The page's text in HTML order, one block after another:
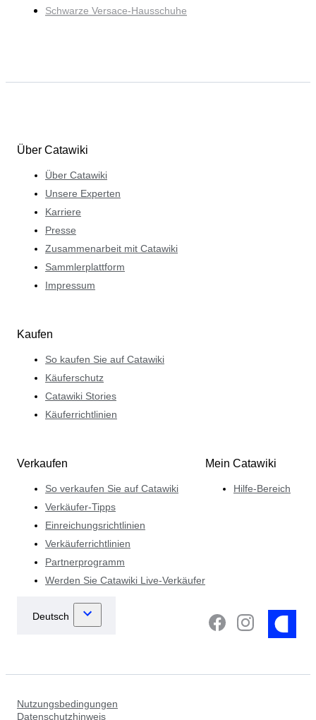
Schwarze Versace-Hausschuhe
Über Catawiki
Über Catawiki
Unsere Experten
Karriere
Presse
Zusammenarbeit mit Catawiki
Sammlerplattform
Impressum
Kaufen
So kaufen Sie auf Catawiki
Käuferschutz
Catawiki Stories
Käuferrichtlinien
Verkaufen
So verkaufen Sie auf Catawiki
Verkäufer-Tipps
Einreichungsrichtlinien
Verkäuferrichtlinien
Partnerprogramm
Werden Sie Catawiki Live-Verkäufer
Mein Catawiki
Hilfe-Bereich
Nutzungsbedingungen
Datenschutzhinweis